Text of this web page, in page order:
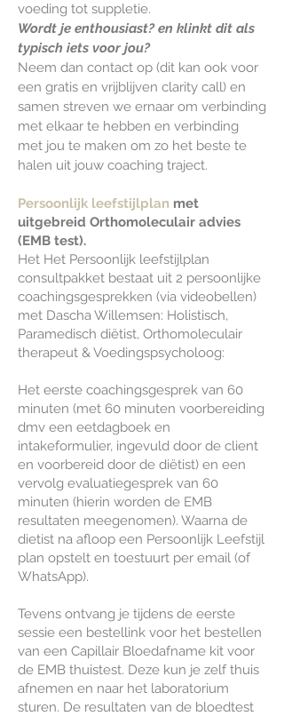
voeding tot suppletie.
Wordt je enthousiast? en klinkt dit als
typisch iets voor jou?
Neem dan contact op (dit kan ook voor
een gratis en vrijblijven clarity call) en
samen streven we ernaar om verbinding
met elkaar te hebben en verbinding
met jou te maken om zo het beste te
halen uit jouw coaching traject.
Persoonlijk leefstijlplan met
uitgebreid Orthomoleculair advies
(EMB test).
Het Het Persoonlijk leefstijlplan
consultpakket bestaat uit 2 persoonlijke
coachingsgesprekken (via videobellen)
met Dascha Willemsen: Holistisch,
Paramedisch diëtist, Orthomoleculair
therapeut & Voedingspsycholoog:
Het eerste coachingsgesprek van 60
minuten (met 60 minuten voorbereiding
dmv een eetdagboek en
intakeformulier, ingevuld door de client
en voorbereid door de diëtist) en een
vervolg evaluatiegesprek van 60
minuten (hierin worden de EMB
resultaten meegenomen). Waarna de
dietist na afloop een Persoonlijk Leefstijl
plan opstelt en toestuurt per email (of
WhatsApp).
Tevens ontvang je tijdens de eerste
sessie een bestellink voor het bestellen
van een Capillair Bloedafname kit voor
de EMB thuistest. Deze kun je zelf thuis
afnemen en naar het laboratorium
sturen. De resultaten van de bloedtest